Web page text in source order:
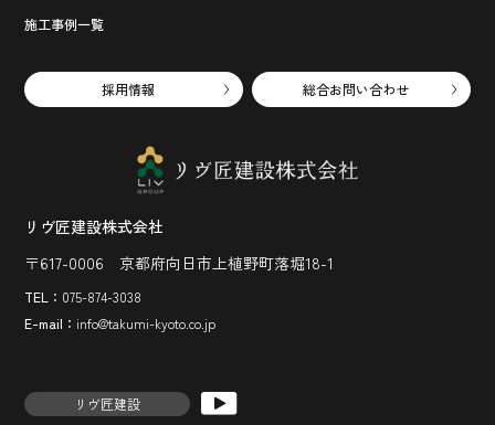
施工事例一覧
採用情報 総合お問い合わせ
リヴ匠建設株式会社
〒617-0006 京都府向日市上植野町落堀18-1
TEL： 075-874-3038
E-mail： info@takumi-kyoto.co.jp
リヴ匠建設